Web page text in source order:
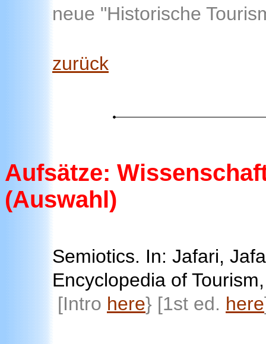
neue "Historische
zurück
Aufsätze:
(Auswahl)
Semiotics. In: Jafari,
Encyclopedia of
[Intro here} [1st ed. here